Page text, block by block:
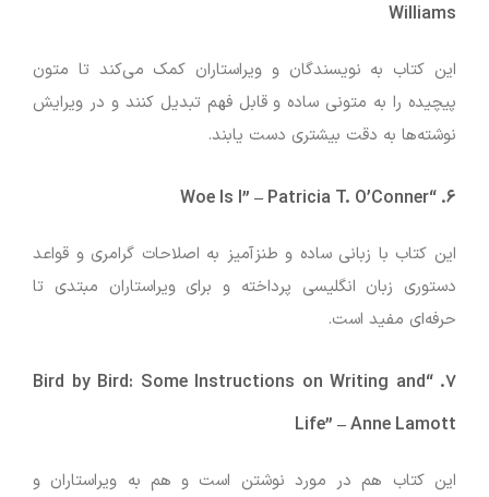
Williams
این کتاب به نویسندگان و ویراستاران کمک می‌کند تا متون
پیچیده را به متونی ساده و قابل فهم تبدیل کنند و در ویرایش
نوشته‌ها به دقت بیشتری دست یابند.
۶. “Woe Is I”
– Patricia T. O’Conner
این کتاب با زبانی ساده و طنزآمیز به اصلاحات گرامری و قواعد
دستوری زبان انگلیسی پرداخته و برای ویراستاران مبتدی تا
حرفه‌ای مفید است.
۷.
“Bird by Bird: Some Instructions on Writing and
Life” –Anne Lamott
این کتاب هم در مورد نوشتن است و هم به ویراستاران و